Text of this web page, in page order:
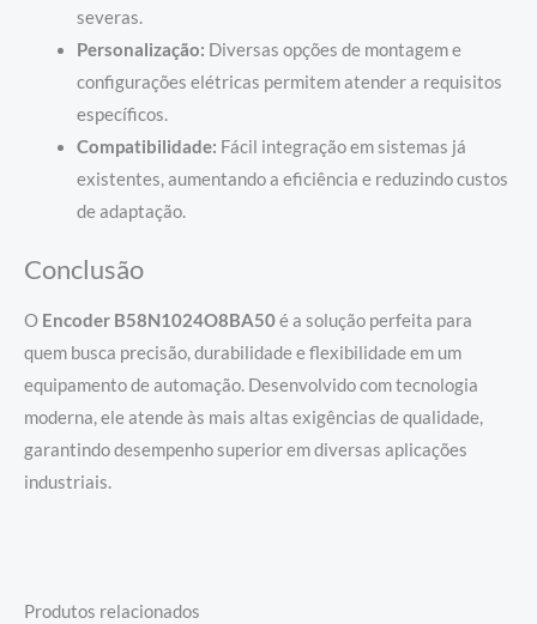
severas.
Personalização: Diversas opções de montagem e
configurações elétricas permitem atender a requisitos
específicos.
Compatibilidade: Fácil integração em sistemas já
existentes, aumentando a eficiência e reduzindo custos
de adaptação.
Conclusão
O Encoder B58N1024O8BA50é a solução perfeita para
quem busca precisão, durabilidade e flexibilidade em um
equipamento de automação. Desenvolvido com tecnologia
moderna, ele atende às mais altas exigências de qualidade,
garantindo desempenho superior em diversas aplicações
industriais.
Produtos relacionados